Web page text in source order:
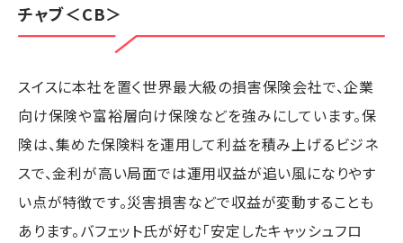
チャブ＜CB＞
スイスに本社を置く世界最大級の損害保険会社で、企業
向け保険や富裕層向け保険などを強みにしています。保
険は、集めた保険料を運用して利益を積み上げるビジネ
スで、金利が高い局面では運用収益が追い風になりやす
い点が特徴です。災害損害などで収益が変動することも
あります。バフェット氏が好む「安定したキャッシュフロ